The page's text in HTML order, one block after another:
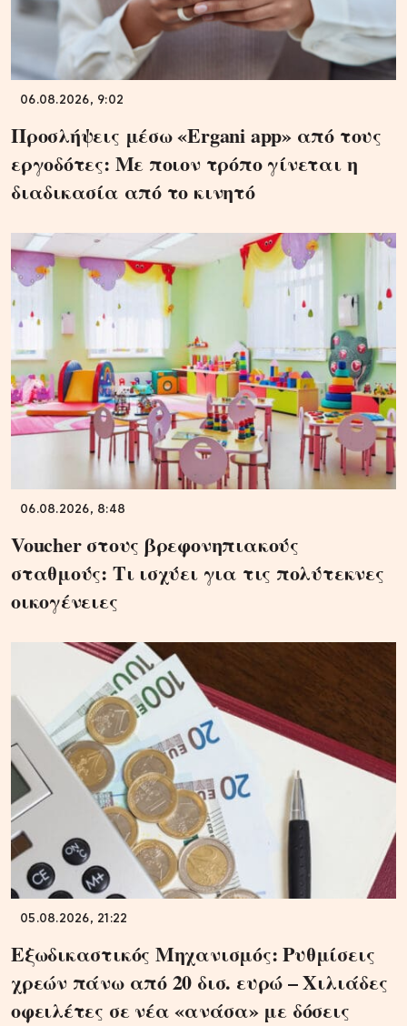
06.08.2026, 9:02
Προσλήψεις μέσω «Ergani app» από τους
εργοδότες: Με ποιον τρόπο γίνεται η
διαδικασία από το κινητό
06.08.2026, 8:48
Voucher στους βρεφονηπιακούς
σταθμούς: Τι ισχύει για τις πολύτεκνες
οικογένειες
05.08.2026, 21:22
Εξωδικαστικός Μηχανισμός: Ρυθμίσεις
χρεών πάνω από 20 δισ. ευρώ – Χιλιάδες
οφειλέτες σε νέα «ανάσα» με δόσεις